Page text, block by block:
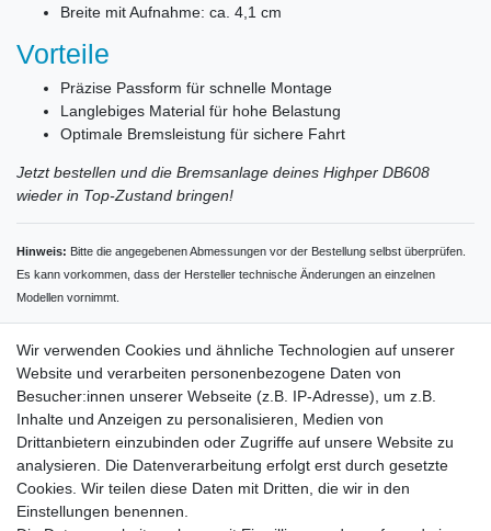
Breite mit Aufnahme: ca. 4,1 cm
Vorteile
Präzise Passform für schnelle Montage
Langlebiges Material für hohe Belastung
Optimale Bremsleistung für sichere Fahrt
Jetzt bestellen und die Bremsanlage deines Highper DB608
wieder in Top-Zustand bringen!
Hinweis: Bitte die angegebenen Abmessungen vor der Bestellung selbst überprüfen.
Es kann vorkommen, dass der Hersteller technische Änderungen an einzelnen
Modellen vornimmt.
Rechtliches
AGB
Widerrufsrecht
Impressum
Datenschutzerklärung
Wir verwenden Cookies und ähnliche Technologien auf unserer
Website und verarbeiten personenbezogene Daten von
Besucher:innen unserer Webseite (z.B. IP-Adresse), um z.B.
Inhalte und Anzeigen zu personalisieren, Medien von
Drittanbietern einzubinden oder Zugriffe auf unsere Website zu
analysieren. Die Datenverarbeitung erfolgt erst durch gesetzte
Cookies. Wir teilen diese Daten mit Dritten, die wir in den
Einstellungen benennen.